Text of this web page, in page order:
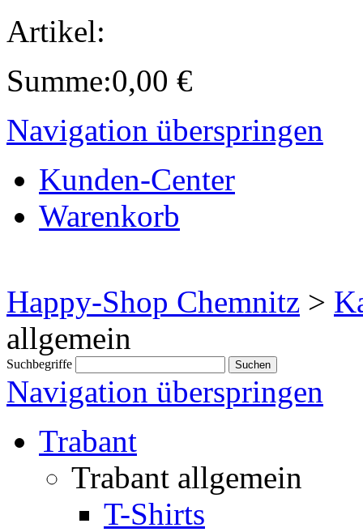
Artikel:
Summe:0,00 €
Navigation überspringen
Kunden-Center
Warenkorb
Happy-Shop Chemnitz >
allgemein
Suchbegriffe
Navigation überspringen
Trabant
Trabant allgemein
T-Shirts